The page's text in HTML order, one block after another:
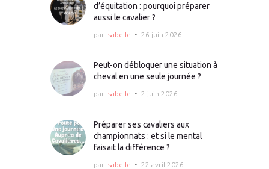
d’équitation : pourquoi préparer
aussi le cavalier ?
par Isabelle 26 juin 2026
Peut-on débloquer une situation à
cheval en une seule journée ?
par Isabelle 2 juin 2026
Préparer ses cavaliers aux
championnats : et si le mental
faisait la différence ?
par Isabelle 22 avril 2026